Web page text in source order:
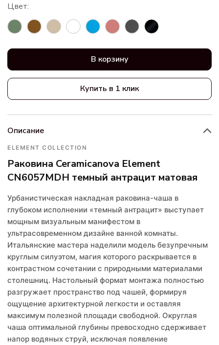
В корзину
Купить в 1 клик
Описание
ELEMENT COLLECTION
Раковина Ceramicanova Element
CN6057MDH темный антрацит матовая
Урбанистическая накладная раковина-чаша в
глубоком исполнении «темный антрацит» выступает
мощным визуальным манифестом в
ультрасовременном дизайне ванной комнаты.
Итальянские мастера наделили модель безупречным
круглым силуэтом, магия которого раскрывается в
контрастном сочетании с природными материалами
столешниц. Настольный формат монтажа полностью
разгружает пространство под чашей, формируя
ощущение архитектурной легкости и оставляя
максимум полезной площади свободной. Округлая
чаша оптимальной глубины превосходно сдерживает
напор водяных струй, исключая появление